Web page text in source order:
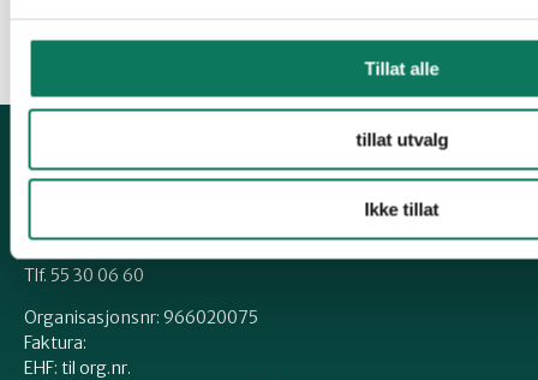
Tillat alle
tillat utvalg
Ikke tillat
Kontakt fylkeslaget
hordaland@naturvernforbundet.no
Tlf. 55 30 06 60
Organisasjonsnr: 966020075
Faktura:
EHF: til org.nr.